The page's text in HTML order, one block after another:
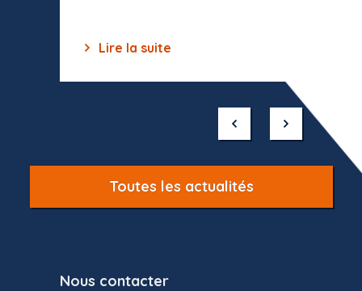
Lire la suite
Toutes les actualités
Nous contacter